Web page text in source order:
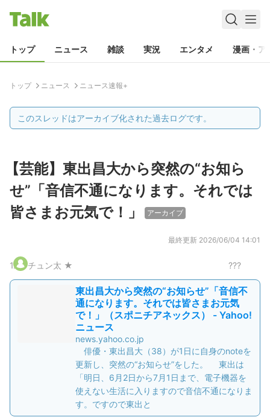
トップ ニュース 雑談 実況 エンタメ 漫画・ア
トップ ニュース ニュース速報+
このスレッドはアーカイブ化された過去ログです。
【芸能】東出昌大から突然の“お知ら
せ”「音信不通になります。それでは
皆さまお元気で！」
アーカイブ
最終更新 2026/06/04 14:01
1. チュン太 ★ ???
東出昌大から突然の“お知らせ”「音信不
通になります。それでは皆さまお元気
で！」（スポニチアネックス） - Yahoo!
ニュース
news.yahoo.co.jp
俳優・東出昌大（38）が1日に自身のnoteを
更新し、突然の“お知らせ”をした。 東出は
「明日、6月2日から7月1日まで、電子機器を
使えない生活に入りますので音信不通になりま
す。ですので東出と